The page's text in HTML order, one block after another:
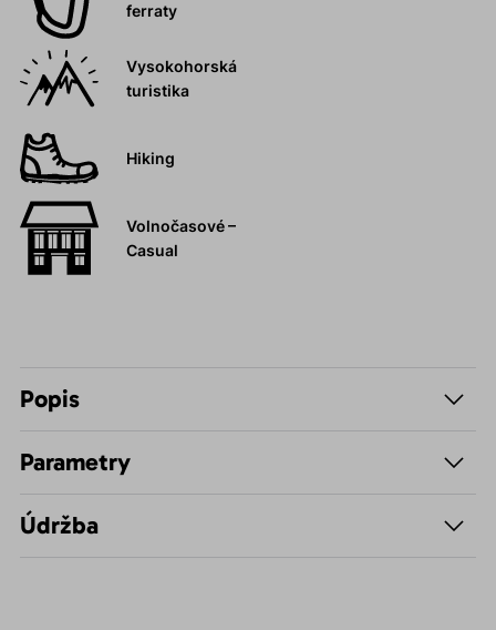
ferraty
Vysokohorská
turistika
Hiking
Volnočasové –
Casual
Popis
Parametry
Údržba